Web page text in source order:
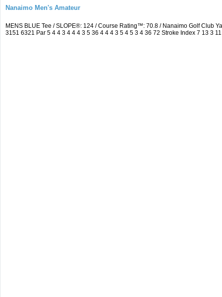
Nanaimo Men's Amateur
MENS BLUE Tee / SLOPE®: 124 / Course Rating™: 70.8 / Nanaimo Golf Club
3151 6321 Par 5 4 4 3 4 4 4 3 5 36 4 4 4 3 5 4 5 3 4 36 72 Stroke Index 7 13 3